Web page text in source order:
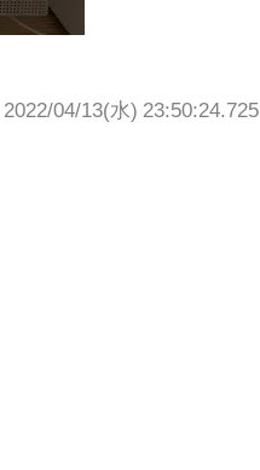
2022/04/13(水) 23:50:24.725